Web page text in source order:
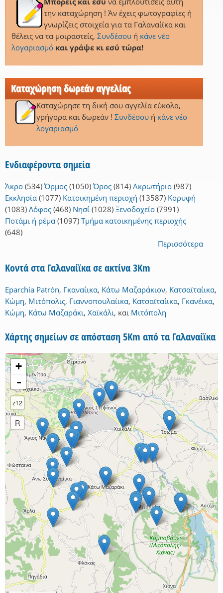
την καταχώρηση ! Άν έχεις φωτογραφίες ή
γνωρίζεις στοιχεία για τα Γαλαναίϊκα και
θέλεις να τα μοιραστείς, Συνδέσουή κάνε νέο
λογαριασμό και γράψε κι εσύ τώρα!
Καταχώρηση δωρεάν αγγελίας
Καταχώρησε τη δική σου αγγελία εύκολα,
γρήγορα και δωρεάν ! Συνδέσουή κάνε νέο
λογαριασμό
Ενδιαφέροντα σημεία
Άκρο (534) Όρμος (1050) Όρος (814) Ακρωτήριο (987)
Εκκλησία (1077) Κατοικημένη περιοχή (13587) Κορυφή
(1083) Λόφος (468) Νησί (1028) Ξενοδοχείο (7991)
Ποτάμι ή ρέμα (1097) Τμήμα κατοικημένης περιοχής
(648)
Περισσότερα
Κοντά στα Γαλαναίϊκα σε ακτίνα 3Km
Eparchía Patrón, Γκαναίικα, Κάτω Μαζαράκιον, Κατσαϊταίικα,
Κώμη, Μιτόπολις, Γιαννοπουλαίικα, Κατσαϊταίικα, Γκανέικα,
Κώμη, Κάτω Μαζαράκι, Χαϊκάλι, και Μιτόπολη
Χάρτης σημείων σε απόσταση 5Km από τα Γαλαναίϊκα
+
-
z12
R